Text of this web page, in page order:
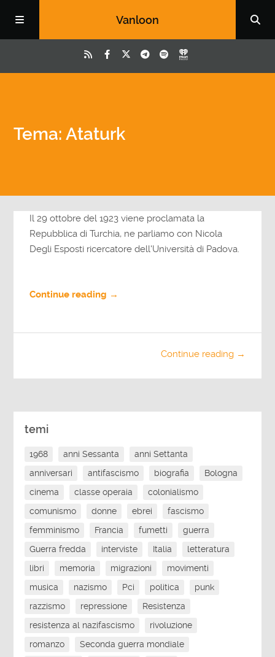
Vanloon
Tema: Ataturk
Il 29 ottobre del 1923 viene proclamata la
Repubblica di Turchia, ne parliamo con Nicola
Degli Esposti ricercatore dell'Università di Padova.
Continue reading →
Continue reading →
temi
1968 anni Sessanta
anni Settanta
anniversari
antifascismo biografia
Bologna
cinema
classe operaia
colonialismo
comunismo
donne ebrei
fascismo
femminismo
Francia fumetti
guerra
Guerra fredda
interviste Italia
letteratura
libri
memoria migrazioni
movimenti
musica
nazismo Pci politica
punk
razzismo
repressione
Resistenza
resistenza al nazifascismo
rivoluzione
romanzo
Seconda guerra mondiale